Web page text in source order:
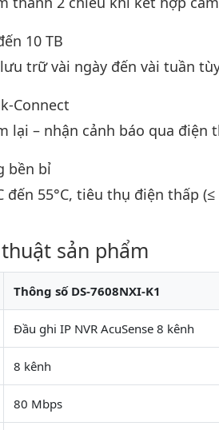
10 TB
trữ vài ngày đến vài tuần
Connect
lại – nhận cảnh báo qua điện
bền bỉ
55°C, tiêu thụ điện thấp (≤
sản phẩm
Thông số DS-7608NXI-K1
Đầu ghi IP NVR AcuSense 8 kênh
8 kênh
80 Mbps